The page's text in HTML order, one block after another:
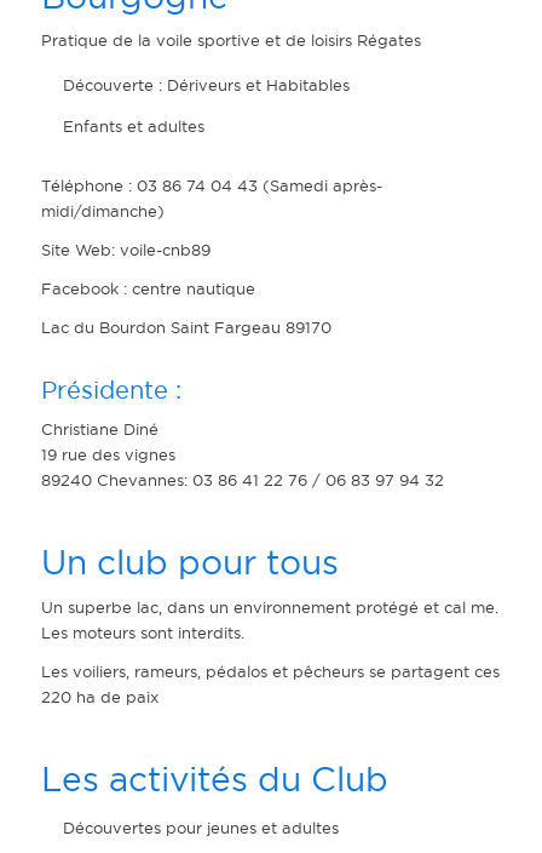
Pratique de la voile sportive et de loisirs Régates
Découverte : Dériveurs et Habitables
Enfants et adultes
Téléphone : 03 86 74 04 43 (Samedi après-
midi/dimanche)
Site Web: voile-cnb89
Facebook : centre nautique
Lac du Bourdon Saint Fargeau 89170
Présidente :
Christiane Diné
19 rue des vignes
89240 Chevannes: 03 86 41 22 76 / 06 83 97 94 32
Un club pour tous
Un superbe lac, dans un environnement protégé et cal me.
Les moteurs sont interdits.
Les voiliers, rameurs, pédalos et pêcheurs se partagent ces
220 ha de paix
Les activités du Club
Découvertes pour jeunes et adultes